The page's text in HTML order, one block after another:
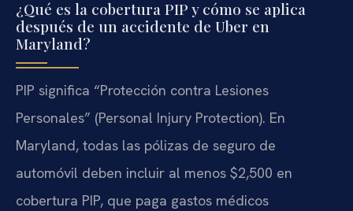
¿Qué es la cobertura PIP y cómo se aplica
después de un accidente de Uber en
Maryland?
PIP significa “Protección contra Lesiones
Personales” (Personal Injury Protection). En
Maryland, todas las pólizas de seguro de
automóvil deben incluir al menos $2,500 en
cobertura PIP, que paga gastos médicos